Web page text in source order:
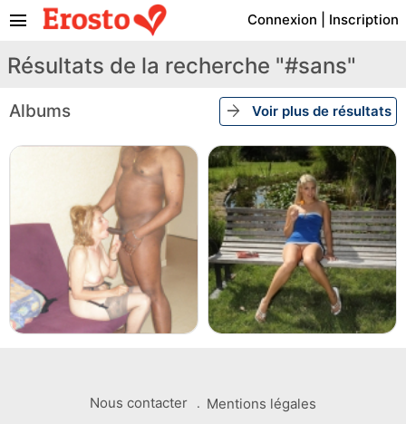
Connexion Inscription
menu
Résultats de la recherche "#sans"
Albums arrow_forward Voir plus de résultats
Nous contacter Mentions légales